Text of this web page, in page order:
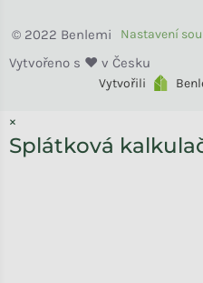
Vytvořili
Benlemi
×
Splátková